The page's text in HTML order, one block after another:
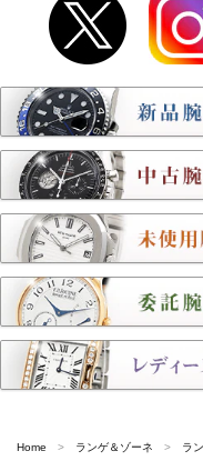
Home ランゲ＆ゾーネ ラ